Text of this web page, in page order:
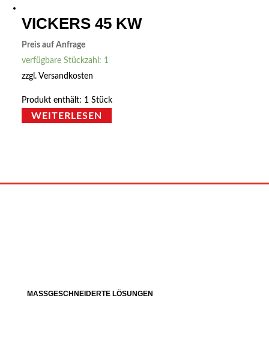
VICKERS 45 KW
Preis auf Anfrage
verfügbare Stückzahl: 1
zzgl.Versandkosten
Produkt enthält: 1Stück
WEITERLESEN
MASSGESCHNEIDERTE LÖSUNGEN